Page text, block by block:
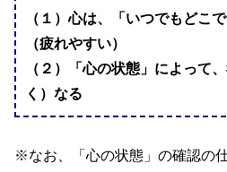
（１）心は、「いつでもどこ
（疲れやすい）
（２）「心の状態」によって
く）なる
※なお、「心の状態」の確認の